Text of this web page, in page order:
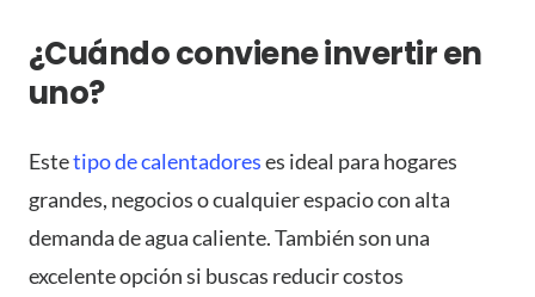
¿Cuándo conviene invertir en
uno?
Estetipo de calentadoreses ideal para hogares
grandes, negocios o cualquier espacio con alta
demanda de agua caliente. También son una
excelente opción si buscas reducir costos